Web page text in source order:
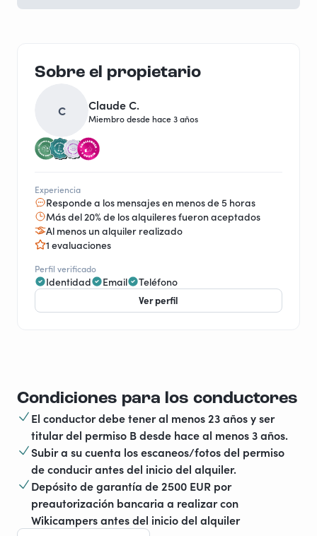
Sobre el propietario
C Claude C.
Miembro desde hace 3 años
Experiencia
Responde a los mensajes en menos de 5 horas
Más del 20% de los alquileres fueron aceptados
Al menos un alquiler realizado
1 evaluaciones
Perfil verificado
Identidad Email Teléfono
Ver perfil
Condiciones para los conductores
El conductor debe tener al menos 23 años y ser
titular del permiso B desde hace al menos 3 años.
Subir a su cuenta los escaneos/fotos del permiso
de conducir antes del inicio del alquiler.
Depósito de garantía de 2500 EUR por
preautorización bancaria a realizar con
Wikicampers antes del inicio del alquiler